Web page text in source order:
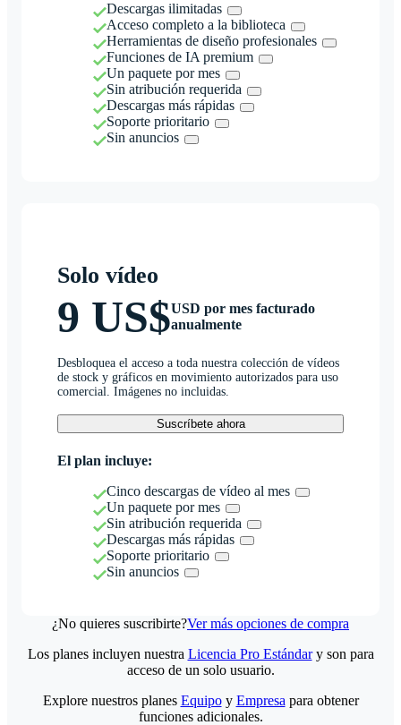
Descargas ilimitadas
Acceso completo a la biblioteca
Herramientas de diseño profesionales
Funciones de IA premium
Un paquete por mes
Sin atribución requerida
Descargas más rápidas
Soporte prioritario
Sin anuncios
Solo vídeo
9 US$USD por mes facturado
anualmente
Desbloquea el acceso a toda nuestra colección de vídeos
de stock y gráficos en movimiento autorizados para uso
comercial. Imágenes no incluidas.
Suscríbete ahora
El plan incluye:
Cinco descargas de vídeo al mes
Un paquete por mes
Sin atribución requerida
Descargas más rápidas
Soporte prioritario
Sin anuncios
¿No quieres suscribirte?Ver más opciones de compra
Los planes incluyen nuestra Licencia Pro Estándary son para
acceso de un solo usuario.
Explore nuestros planes Equipoy Empresa para obtener
funciones adicionales.